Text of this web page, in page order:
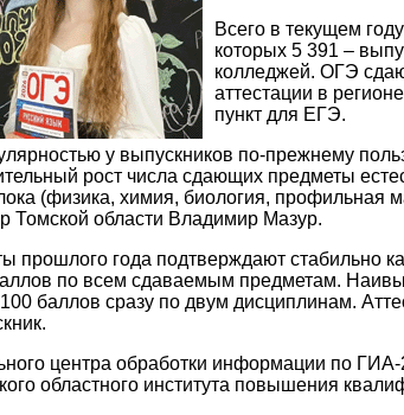
Всего в текущем
которых 5 391 –
колледжей. ОГЭ
аттестации в
пункт для ЕГЭ.
у выпускников по-прежнему
рост числа сдающих предметы
(физика, химия, биология, профильная
Томской области Владимир Мазур.
прошлого года подтверждают стабильно
по всем сдаваемым предметам.
баллов сразу по двум дисциплинам.
центра обработки информации по
областного института повышения